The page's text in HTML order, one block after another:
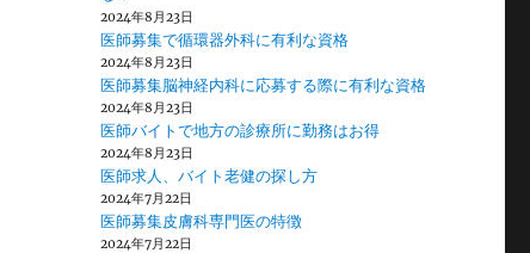
2024年8月23日
医師募集で循環器外科に有利な資格
2024年8月23日
医師募集脳神経内科に応募する際に有利な資格
2024年8月23日
医師バイトで地方の診療所に勤務はお得
2024年8月23日
医師求人、バイト老健の探し方
2024年7月22日
医師募集皮膚科専門医の特徴
2024年7月22日